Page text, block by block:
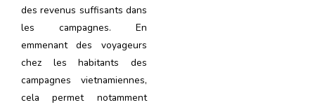
des revenus suffisants dans
les campagnes. En
emmenant des voyageurs
chez les habitants des
campagnes vietnamiennes,
cela permet notamment